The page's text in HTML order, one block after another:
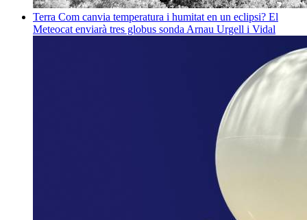
Terra Com canvia temperatura i humitat en un eclipsi? El
Meteocat enviarà tres globus sonda Arnau Urgell i Vidal